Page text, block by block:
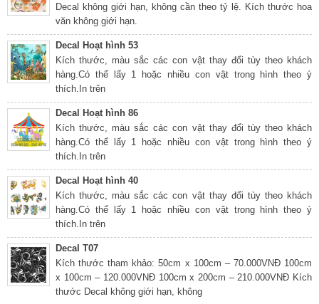
Decal không giới hạn, không cần theo tỷ lệ. Kích thước hoa
văn không giới hạn.
Decal Hoạt hình 53
Kích thước, màu sắc các con vật thay đổi tùy theo khách
hàng.Có thể lấy 1 hoặc nhiều con vật trong hình theo ý
thích.In trên
Decal Hoạt hình 86
Kích thước, màu sắc các con vật thay đổi tùy theo khách
hàng.Có thể lấy 1 hoặc nhiều con vật trong hình theo ý
thích.In trên
Decal Hoạt hình 40
Kích thước, màu sắc các con vật thay đổi tùy theo khách
hàng.Có thể lấy 1 hoặc nhiều con vật trong hình theo ý
thích.In trên
Decal T07
Kích thước tham khảo: 50cm x 100cm – 70.000VNĐ 100cm
x 100cm – 120.000VNĐ 100cm x 200cm – 210.000VNĐ Kích
thước Decal không giới hạn, không